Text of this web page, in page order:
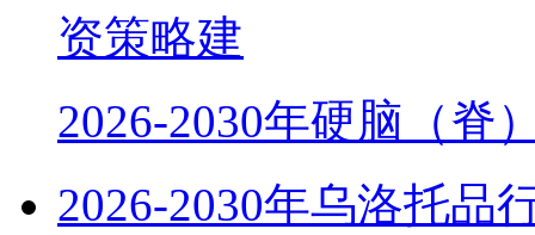
资策略建
2026-2030年硬脑（脊
2026-2030年乌洛托品